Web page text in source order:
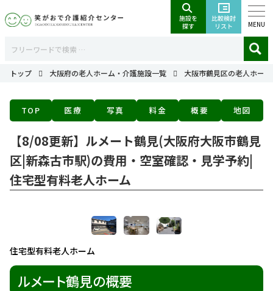
MENU
トップ 大阪府の老人ホーム・介護施設一覧 大阪市鶴見区の老人ホー
TOP 医療 写真 料金 概要 地図
【8/08更新】ルメート鶴見(大阪府大阪市鶴見
区|新森古市駅)の費用・空室確認・見学予約|
住宅型有料老人ホーム
住宅型有料老人ホーム
ルメート鶴見の概要